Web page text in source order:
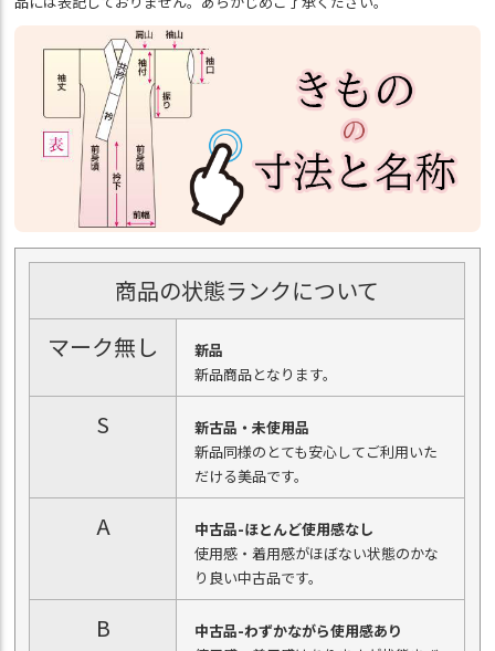
商品の状態ランクについて
マーク無し
新品
新品商品となります。
S
新古品・未使用品
新品同様のとても安心してご利用いた
だける美品です。
A
中古品-ほとんど使用感なし
使用感・着用感がほぼない状態のかな
り良い中古品です。
B
中古品-わずかながら使用感あり